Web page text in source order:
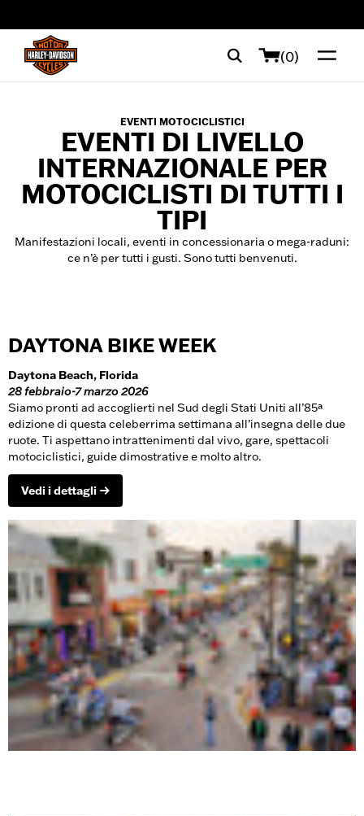
(0)
EVENTI MOTOCICLISTICI
EVENTI DI LIVELLO
INTERNAZIONALE PER
MOTOCICLISTI DI TUTTI I
TIPI
Manifestazioni locali, eventi in concessionaria o mega-raduni:
ce n’è per tutti i gusti. Sono tutti benvenuti.
DAYTONA BIKE WEEK
Daytona Beach, Florida
28 febbraio-7 marzo 2026
Siamo pronti ad accoglierti nel Sud degli Stati Uniti all’85ª
edizione di questa celeberrima settimana all’insegna delle due
ruote. Ti aspettano intrattenimenti dal vivo, gare, spettacoli
motociclistici, guide dimostrative e molto altro.
Vedi i dettagli